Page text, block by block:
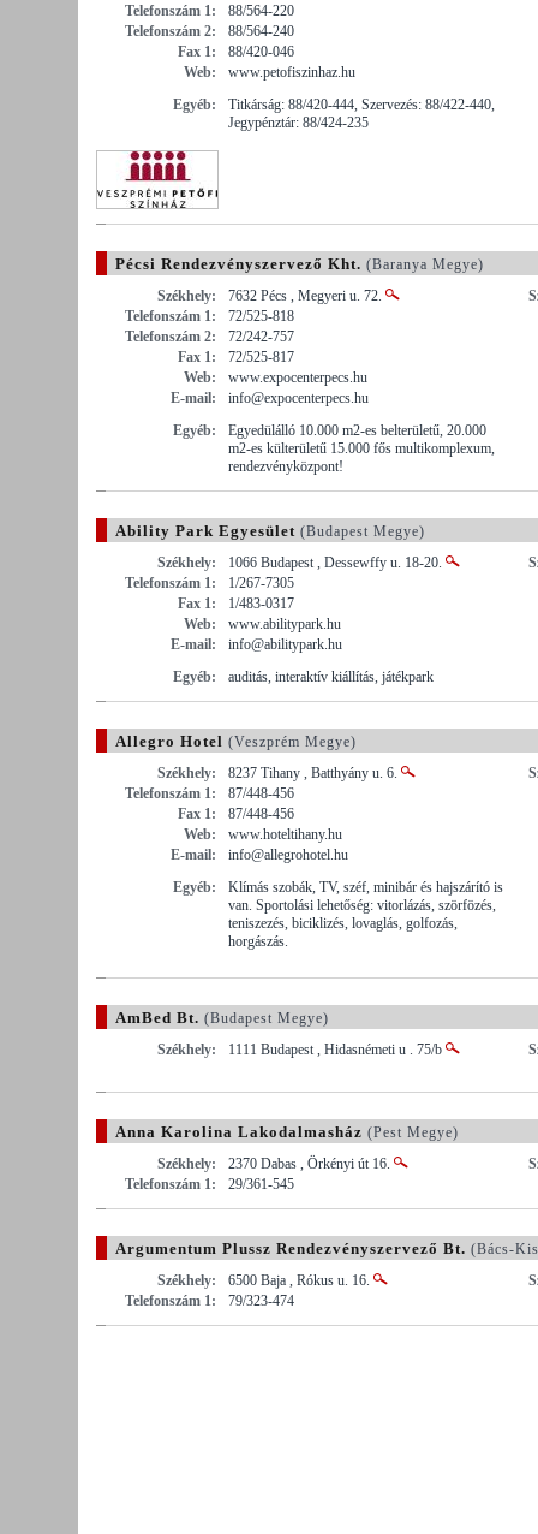
Telefonszám 1:
88/564-220
Telefonszám 2:
88/564-240
Fax 1:
88/420-046
Web:
www.petofiszinhaz.hu
Egyéb:
Titkárság: 88/420-444, Szervezés: 88/422-440,
Jegypénztár: 88/424-235
Pécsi Rendezvényszervező Kht. (Baranya Megye)
Székhely:
7632 Pécs , Megyeri u. 72.
Telefonszám 1:
72/525-818
Telefonszám 2:
72/242-757
Fax 1:
72/525-817
Web:
www.expocenterpecs.hu
E-mail:
info@expocenterpecs.hu
Egyéb:
Egyedülálló 10.000 m2-es belterületű, 20.000
m2-es külterületű 15.000 fős multikomplexum,
rendezvényközpont!
Ability Park Egyesület (Budapest Megye)
Székhely:
1066 Budapest , Dessewffy u. 18-20.
Telefonszám 1:
1/267-7305
Fax 1:
1/483-0317
Web:
www.abilitypark.hu
E-mail:
info@abilitypark.hu
Egyéb:
auditás, interaktív kiállítás, játékpark
Allegro Hotel (Veszprém Megye)
Székhely:
8237 Tihany , Batthyány u. 6.
Telefonszám 1:
87/448-456
Fax 1:
87/448-456
Web:
www.hoteltihany.hu
E-mail:
info@allegrohotel.hu
Egyéb:
Klímás szobák, TV, széf, minibár és hajszárító is
van. Sportolási lehetőség: vitorlázás, szörfözés,
teniszezés, biciklizés, lovaglás, golfozás,
horgászás.
AmBed Bt. (Budapest Megye)
Székhely:
1111 Budapest , Hidasnémeti u . 75/b
Anna Karolina Lakodalmasház (Pest Megye)
Székhely:
2370 Dabas , Örkényi út 16.
Telefonszám 1:
29/361-545
Argumentum Plussz Rendezvényszervező Bt. (Bács-
Székhely:
6500 Baja , Rókus u. 16.
Telefonszám 1:
79/323-474